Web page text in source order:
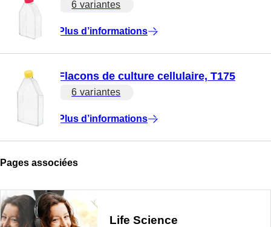
6 variantes
Plus d’informations
Flacons de culture cellulaire, T175
6 variantes
Plus d’informations
Pages associées
Life Science